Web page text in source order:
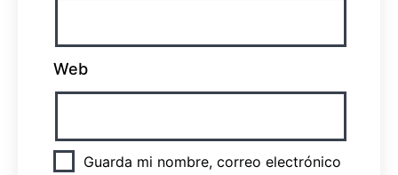
Web
Guarda mi nombre, correo electrónico